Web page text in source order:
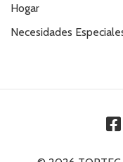
Hogar
Necesidades